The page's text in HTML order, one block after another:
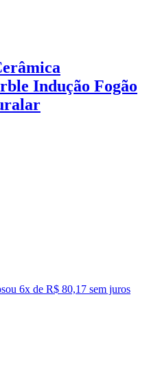
Indução Fogão
ou 6x de R$ 80,17 sem juros